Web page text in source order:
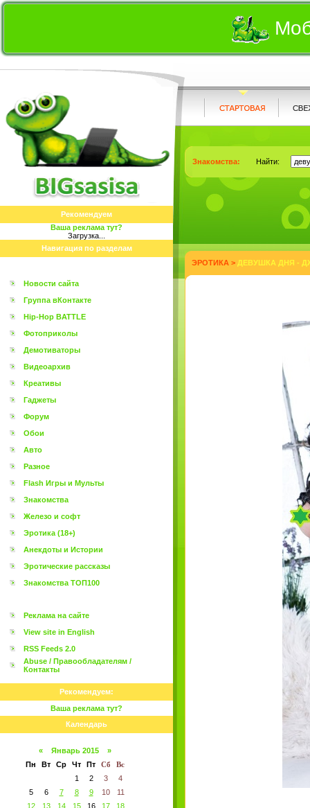
Рекомендуем
Ваша реклама тут?
Загрузка...
Навигация по разделам
Новости сайта
Группа вКонтакте
Hip-Hop BATTLE
Фотоприколы
Демотиваторы
Видеоархив
Креативы
Гаджеты
Форум
Обои
Авто
Разное
Flash Игры и Мульты
Знакомства
Железо и софт
Эротика (18+)
Анекдоты и Истории
Эротические рассказы
Знакомства ТОП100
Реклама на сайте
View site in English
RSS Feeds 2.0
Abuse / Правообладателям /
Контакты
Рекомендуем:
Ваша реклама тут?
Календарь
« Январь 2015
»
Пн
Вт Ср Чт Пт Сб
Вс
1
2 3
4
5
6 7 8 9 10
11
12
13 14 15 16 17
18
Знакомства: Найти:
ЭРОТИКА > ДЕВУШКА ДНЯ -